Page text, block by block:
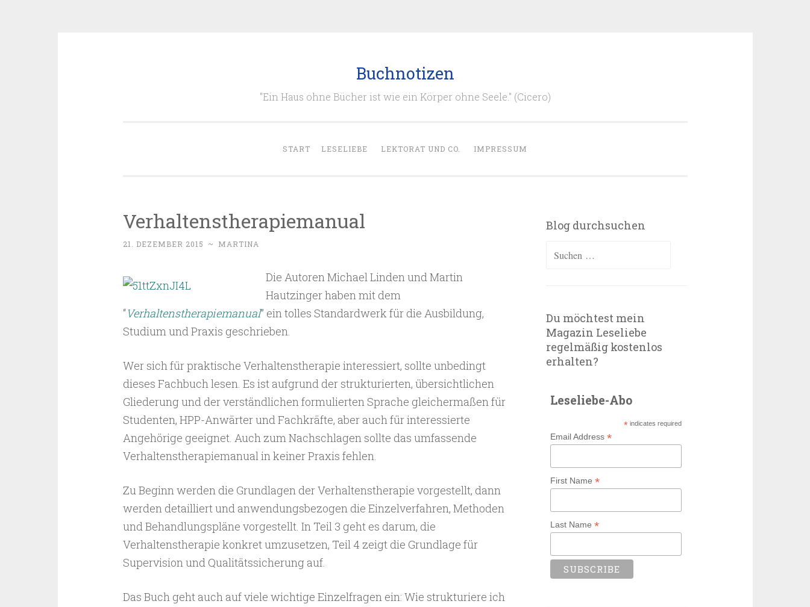
Buchnotizen
"Ein Haus ohne Bücher ist wie ein Körper ohne Seele." (Cicero)
START LESELIEBE LEKTORAT UND CO. IMPRESSUM
Verhaltenstherapiemanual
21. DEZEMBER 2015 ~ MARTINA
Die Autoren Michael Linden und Martin
Hautzinger haben mit dem
“Verhaltenstherapiemanual” ein tolles Standardwerk für die Ausbildung,
Studium und Praxis geschrieben.
Wer sich für praktische Verhaltenstherapie interessiert, sollte unbedingt
dieses Fachbuch lesen. Es ist aufgrund der strukturierten, übersichtlichen
Gliederung und der verständlichen formulierten Sprache gleichermaßen für
Studenten, HPP-Anwärter und Fachkräfte, aber auch für interessierte
Angehörige geeignet. Auch zum Nachschlagen sollte das umfassende
Verhaltenstherapiemanual in keiner Praxis fehlen.
Zu Beginn werden die Grundlagen der Verhaltenstherapie vorgestellt, dann
werden detailliert und anwendungsbezogen die Einzelverfahren, Methoden
und Behandlungspläne vorgestellt. In Teil 3 geht es darum, die
Verhaltenstherapie konkret umzusetzen, Teil 4 zeigt die Grundlage für
Supervision und Qualitätssicherung auf.
Das Buch geht auch auf viele wichtige Einzelfragen ein: Wie strukturiere ich
Blog durchsuchen
Suchen
Du möchtest mein
Magazin Leseliebe
regelmäßig kostenlos
erhalten?
Leseliebe-Abo
* indicates required
Email Address*
First Name*
Last Name*